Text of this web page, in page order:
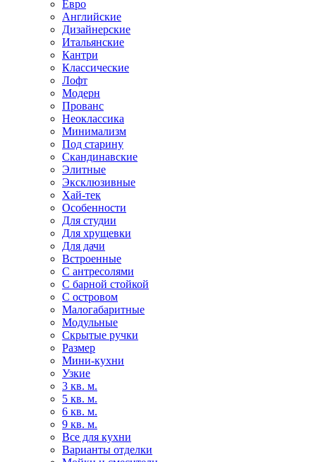
Евро
Английские
Дизайнерские
Итальянские
Кантри
Классические
Лофт
Модерн
Прованс
Неоклассика
Минимализм
Под старину
Скандинавские
Элитные
Эксклюзивные
Хай-тек
Особенности
Для студии
Для хрущевки
Для дачи
Встроенные
С антресолями
С барной стойкой
С островом
Малогабаритные
Модульные
Скрытые ручки
Размер
Мини-кухни
Узкие
3 кв. м.
5 кв. м.
6 кв. м.
9 кв. м.
Все для кухни
Варианты отделки